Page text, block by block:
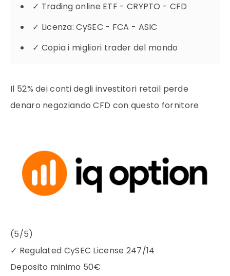
✓ Trading online ETF - CRYPTO - CFD
✓ Licenza: CySEC - FCA - ASIC
✓ Copia i migliori trader del mondo
Il 52% dei conti degli investitori retail perde
denaro negoziando CFD con questo fornitore
(5/5)
✓ Regulated CySEC License 247/14
Deposito minimo 50€